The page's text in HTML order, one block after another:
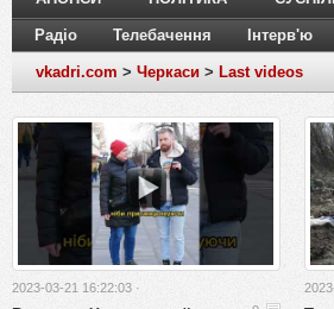
Радіо Телебачення Інтерв'ю
vkadri.com > Черкаси > Last videos
2023-03-21 16:22:03 ·